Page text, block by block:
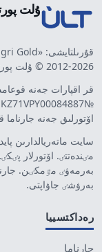
ۇلت
قۇرىلتايشى: «Tengri Gold» جشس
2012-2026 © ۇلت پورتالى
قر اقپارات جەنە
№KZ71VPY00084887 كۋەلٸگٸ بەرٸلگەن.
اۆتورلىق جەنە جارناما
سايت ماتەريالدارىن
مٸندەتتٸ. اۆتورلار
بەرمەۋٸ مٷمكٸن.
بەرۋشٸ جاۋاپتى.
رەداكتسييا
جارناما